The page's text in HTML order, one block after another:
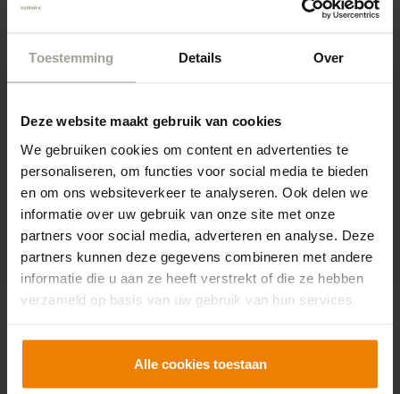
Toestemming Details Over
Deze website maakt gebruik van cookies
We gebruiken cookies om content en advertenties te
personaliseren, om functies voor social media te bieden
en om ons websiteverkeer te analyseren. Ook delen we
informatie over uw gebruik van onze site met onze
partners voor social media, adverteren en analyse. Deze
partners kunnen deze gegevens combineren met andere
informatie die u aan ze heeft verstrekt of die ze hebben
verzameld op basis van uw gebruik van hun services.
Alle cookies toestaan